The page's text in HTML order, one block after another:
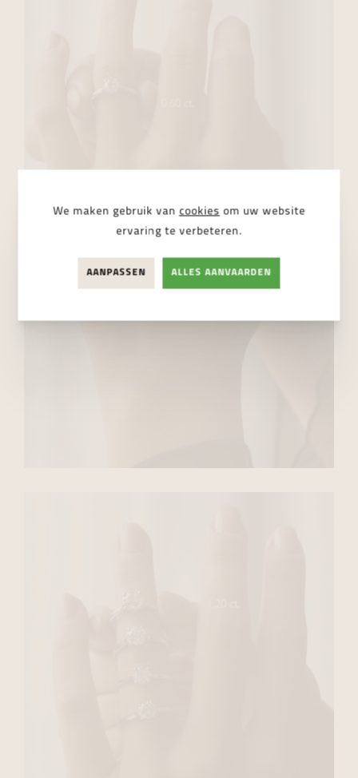
We maken gebruik van cookies om uw website
ervaring te verbeteren.
AANPASSEN ALLES AANVAARDEN